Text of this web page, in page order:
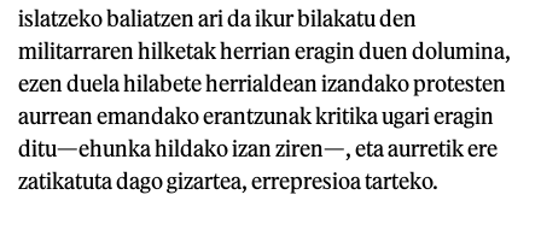
islatzeko baliatzen ari da ikur bilakatu den
militarraren hilketak herrian eragin duen dolumina,
ezen duela hilabete herrialdean izandako protesten
aurrean emandako erantzunak kritika ugari eragin
ditu—ehunka hildako izan ziren—, eta aurretik ere
zatikatuta dago gizartea, errepresioa tarteko.